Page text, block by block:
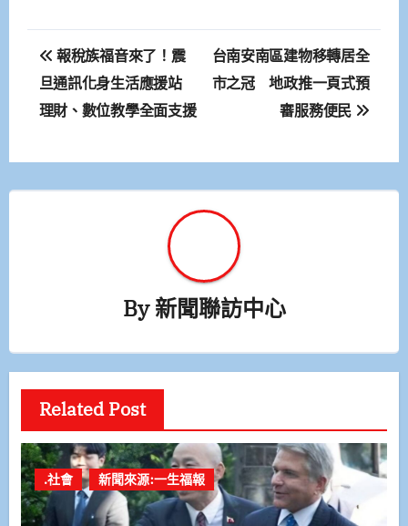
文
章
導
覽
報稅族福音來了！震
旦通訊化身生活應援站
理財、數位教學全面支援
台南安南區建物移轉居全
市之冠 地政推一頁式預
審服務便民
By新聞聯訪中心
Related Post
.社會 新聞來源:一生福報